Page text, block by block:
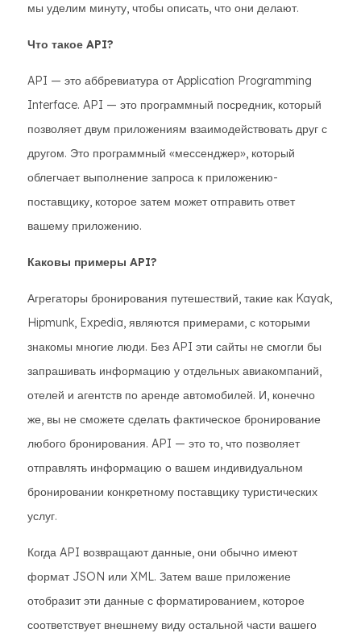
мы уделим минуту, чтобы описать, что они делают.
Что такое API?
API — это аббревиатура от Application Programming
Interface. API — это программный посредник, который
позволяет двум приложениям взаимодействовать друг с
другом. Это программный «мессенджер», который
облегчает выполнение запроса к приложению-
поставщику, которое затем может отправить ответ
вашему приложению.
Каковы примеры API?
Агрегаторы бронирования путешествий, такие как Kayak,
Hipmunk, Expedia, являются примерами, с которыми
знакомы многие люди. Без API эти сайты не смогли бы
запрашивать информацию у отдельных авиакомпаний,
отелей и агентств по аренде автомобилей. И, конечно
же, вы не сможете сделать фактическое бронирование
любого бронирования. API — это то, что позволяет
отправлять информацию о вашем индивидуальном
бронировании конкретному поставщику туристических
услуг.
Когда API возвращают данные, они обычно имеют
формат JSON или XML. Затем ваше приложение
отобразит эти данные с форматированием, которое
соответствует внешнему виду остальной части вашего